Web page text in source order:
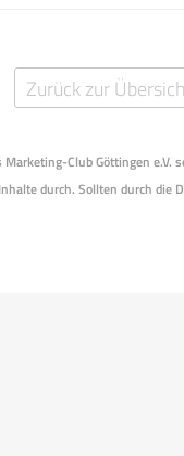
Zurück zur
Club Göttingen
durch. Sollten durch